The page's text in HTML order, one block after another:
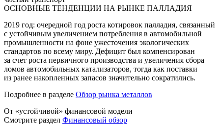
ОСНОВНЫЕ ТЕНДЕНЦИИ НА РЫНКЕ ПАЛЛАДИЯ
2019 год: очередной год роста котировок палладия, связанный
с устойчивым увеличением потребления в автомобильной
промышленности на фоне ужесточения экологических
стандартов по всему миру. Дефицит был компенсирован
за счет роста первичного производства и увеличения сбора
ломов автомобильных катализаторов, тогда как поставки
из ранее накопленных запасов значительно сократились.
Подробнее в разделе Обзор рынка металлов
От «устойчивой» финансовой модели
Смотрите раздел Финансовый обзор